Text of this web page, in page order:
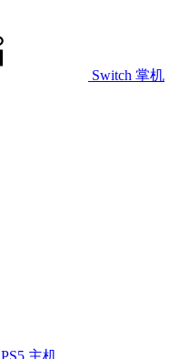
Switch 掌机